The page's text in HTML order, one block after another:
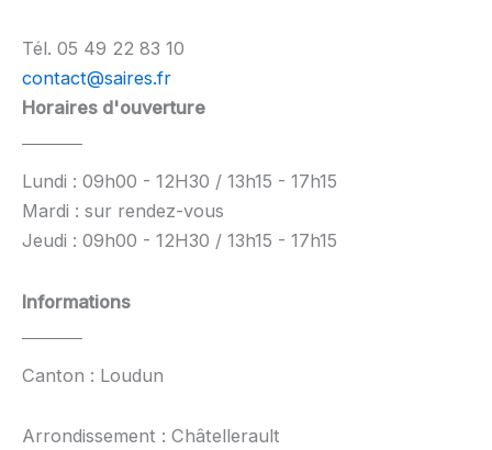
Tél. 05 49 22 83 10
contact@saires.fr
Horaires d'ouverture
Lundi : 09h00 - 12H30 / 13h15 - 17h15
Mardi : sur rendez-vous
Jeudi : 09h00 - 12H30 / 13h15 - 17h15
Informations
Canton : Loudun
Arrondissement : Châtellerault